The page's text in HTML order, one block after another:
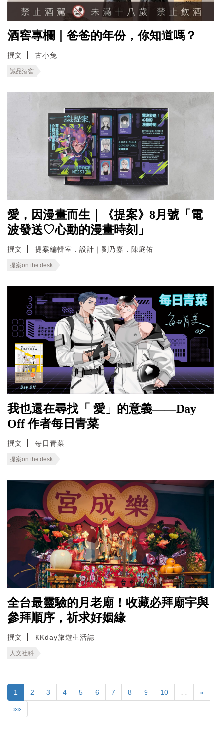
酒窖專欄｜爸爸的年份，你知道嗎？
撰文 古小兔
誠品酒窖
愛，因漫畫而生｜《提案》8月號「電
波發送♡心動的漫畫時刻」
撰文 提案編輯室．設計｜劉乃嘉．陳庭佑
提案on the desk
我也還在尋找「 愛」的意義——Day
Off 作者每日青菜
撰文 每日青菜
提案on the desk
全台最靈驗的月老廟！收藏必拜廟宇與
參拜順序，祈求好姻緣
撰文 KKday旅遊生活誌
人文社科
1 2 3 4 5 6 7 8 9 10 »
»»